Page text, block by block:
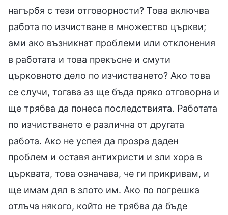
нагърбя с тези отговорности? Това включва
работа по изчистване в множество църкви;
ами ако възникнат проблеми или отклонения
в работата и това прекъсне и смути
църковното дело по изчистването? Ако това
се случи, тогава аз ще бъда пряко отговорна и
ще трябва да понеса последствията. Работата
по изчистването е различна от другата
работа. Ако не успея да прозра даден
проблем и оставя антихристи и зли хора в
църквата, това означава, че ги прикривам, и
ще имам дял в злото им. Ако по погрешка
отлъча някого, който не трябва да бъде